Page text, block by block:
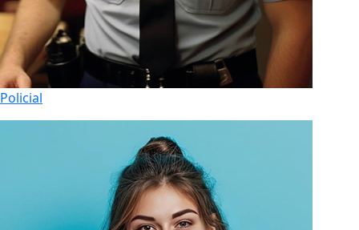
Policial